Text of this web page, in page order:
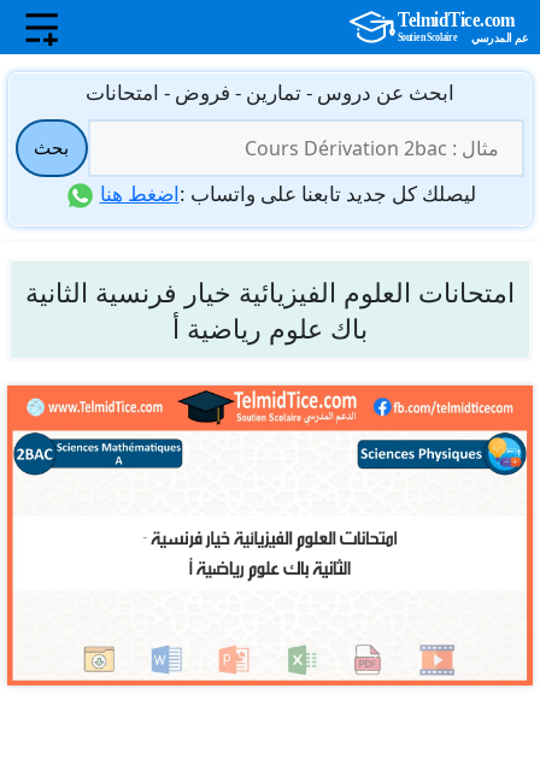
انتقل
المحتوى
ابحث عن دروس - تمارين - فروض - امتحانات
عن:
بحث
ليصلك كل جديد تابعنا على واتساب :اضغط هنا
امتحانات العلوم الفيزيائية خيار فرنسية الثانية
باك علوم رياضية أ